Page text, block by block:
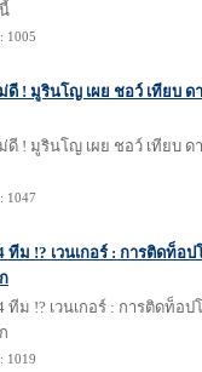
1005
ดี ! มูรินโญ เผย ชอว์ เทียบ ด
ดี ! มูรินโญ เผย ชอว์ เทียบ ด
1047
ทีม !? เวนเกอร์ : การติดท็อ
ทีม !? เวนเกอร์ : การติดท็อ
1019